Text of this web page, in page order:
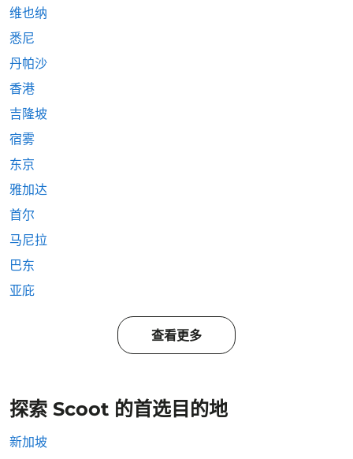
维也纳
悉尼
丹帕沙
香港
吉隆坡
宿雾
东京
雅加达
首尔
马尼拉
巴东
亚庇
查看更多
探索 Scoot 的首选目的地
新加坡